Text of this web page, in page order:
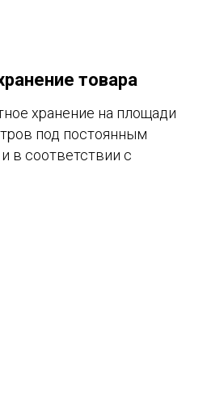
товара
хранение на площади
под постоянным
в соответствии с